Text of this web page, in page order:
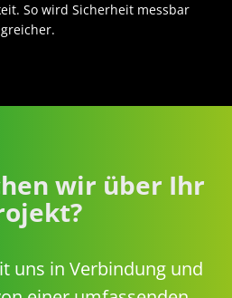
So wird Sicherheit messbar
wir über Ihr
uns in Verbindung und